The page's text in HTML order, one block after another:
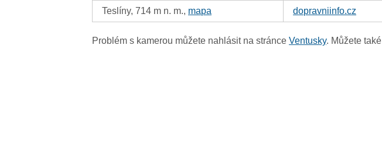
Teslíny, 714 m n. m., mapa dopravniinfo.cz
Problém s kamerou můžete nahlásit na stránceVentusky. Můžete také